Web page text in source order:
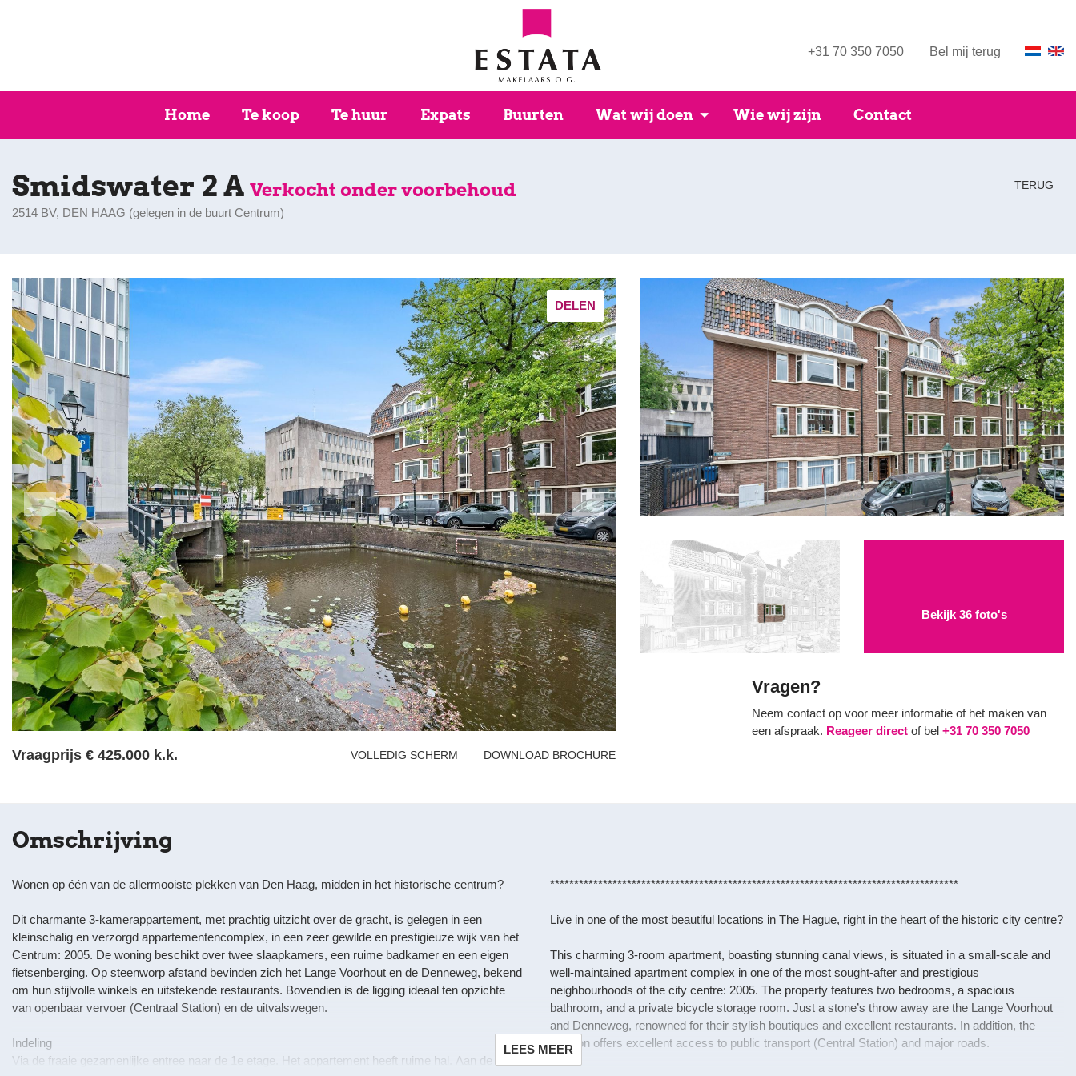
+31 70 350 7050 Bel mij terug
Home Te koop Te huur Expats Buurten Wat wij doen Wie wij zijn Contact
Smidswater 2 A Verkocht onder voorbehoud
2514 BV, DEN HAAG (gelegen in de buurt Centrum)
TERUG
DELEN
Vraagprijs € 425.000 k.k. VOLLEDIG SCHERM DOWNLOAD BROCHURE
Bekijk 36 foto's
Vragen?
Neem contact op voor meer informatie of het maken van
een afspraak. Reageer direct of bel +31 70 350 7050
Omschrijving
Wonen op één van de allermooiste plekken van Den Haag, midden in het historische centrum?
Dit charmante 3-kamerappartement, met prachtig uitzicht over de gracht, is gelegen in een
kleinschalig en verzorgd appartementencomplex, in een zeer gewilde en prestigieuze wijk van het
Centrum: 2005. De woning beschikt over twee slaapkamers, een ruime badkamer en een eigen
fietsenberging. Op steenworp afstand bevinden zich het Lange Voorhout en de Denneweg, bekend
om hun stijlvolle winkels en uitstekende restaurants. Bovendien is de ligging ideaal ten opzichte
van openbaar vervoer (Centraal Station) en de uitvalswegen.
Indeling
Via de fraaie gezamenlijke entree naar de 1e etage. Het appartement heeft ruime hal. Aan de
*************************************************************************************
Live in one of the most beautiful locations in The Hague, right in the heart of the historic city centre?
This charming 3-room apartment, boasting stunning canal views, is situated in a small-scale and
well-maintained apartment complex in one of the most sought-after and prestigious
neighbourhoods of the city centre: 2005. The property features two bedrooms, a spacious
bathroom, and a private bicycle storage room. Just a stone’s throw away are the Lange Voorhout
and Denneweg, renowned for their stylish boutiques and excellent restaurants. In addition, the
location offers excellent access to public transport (Central Station) and major roads.
LEES MEER